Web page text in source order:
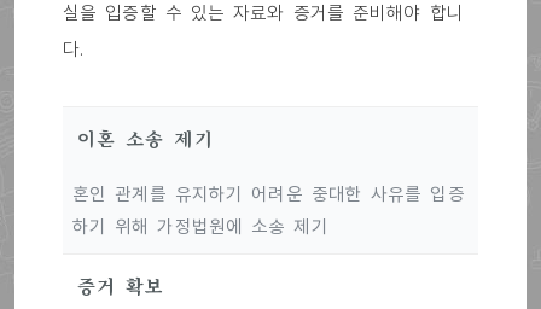
실을 입증할 수 있는 자료와 증거를 준비해야 합니
다.
이혼 소송 제기
혼인 관계를 유지하기 어려운 중대한 사유를 입증
하기 위해 가정법원에 소송 제기
증거 확보